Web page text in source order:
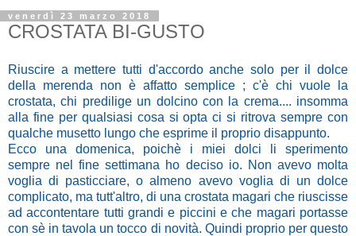
venerdì 23 marzo 2018
CROSTATA BI-GUSTO
Riuscire a mettere tutti d'accordo anche solo per il dolce
della merenda non è affatto semplice ; c'è chi vuole la
crostata, chi predilige un dolcino con la crema.... insomma
alla fine per qualsiasi cosa si opta ci si ritrova sempre con
qualche musetto lungo che esprime il proprio disappunto.
Ecco una domenica, poichè i miei dolci li sperimento
sempre nel fine settimana ho deciso io. Non avevo molta
voglia di pasticciare, o almeno avevo voglia di un dolce
complicato, ma tutt'altro, di una crostata magari che riuscisse
ad accontentare tutti grandi e piccini e che magari portasse
con sè in tavola un tocco di novità. Quindi proprio per questo